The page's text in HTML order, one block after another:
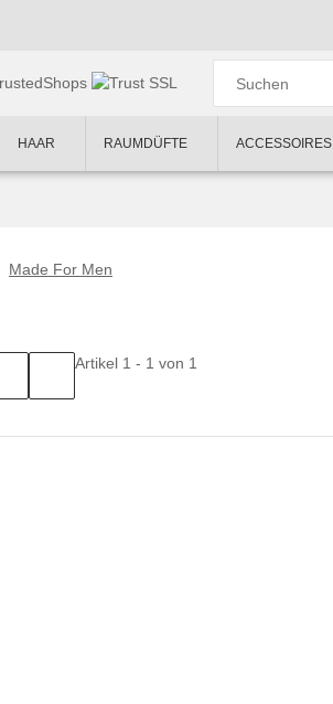
HAAR RAUMDÜFTE ACCESSOIRES
Made For Men
Artikel 1 - 1 von 1